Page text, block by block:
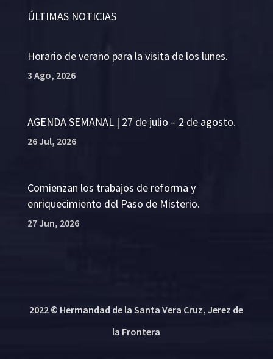
ÚLTIMAS NOTICIAS
Horario de verano para la visita de los lunes.
3 Ago, 2026
AGENDA SEMANAL | 27 de julio – 2 de agosto.
26 Jul, 2026
Comienzan los trabajos de reforma y
enriquecimiento del Paso de Misterio.
27 Jun, 2026
2022 © Hermandad de la Santa Vera Cruz, Jerez de
la Frontera